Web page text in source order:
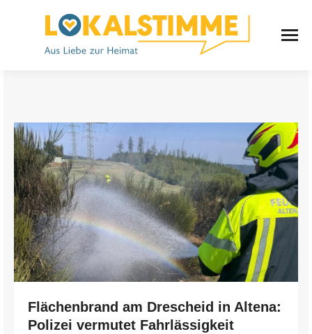
Flächenbrand am Drescheid in Altena:
Polizei vermutet Fahrlässigkeit